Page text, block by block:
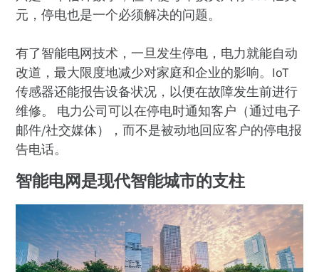
元，停电也是一个必须解决的问题。
有了智能电网技术，一旦发生停电，电力就能自动
改道，最大限度地减少对家庭和企业的影响。IoT
传感器还能报告设备状况，以便在故障发生前进行
维修。 电力公司可以在停电时通知客户（通过电子
邮件/社交媒体），而不是被动地回应客户的停电报
告电话。
智能电网是现代智能城市的支柱